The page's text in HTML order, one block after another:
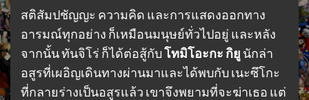
สติสัมปชัญญะ ความคิด และการแสดงออกทาง
อารมณ์ทุกอย่าง ก็เหมือนมนุษย์ทั่วไปอยู่ และหลัง
จากนั้น ทันจิโร่ ก็ได้ต่อสู้กับโทมิโอะกะ กิยู นักล่า
อสูรที่เผอิญเดินทางผ่านมาและได้พบกับ เนะซึโกะ
ที่กลายร่างเป็นอสูรแล้ว เขาจึงพยามที่จะฆ่าเธอ แต่